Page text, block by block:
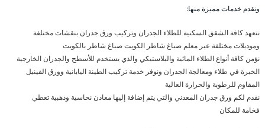
ونقدم خدمات مميزة منها:
نتعهد كافة الشقق السكنية للطلاء الجدران وتركيب ورق جدران بنقشات مختلفة
وموديلات مختلفة عبر معلم صباغ شاطر الكويت صباغ شاطر بالكويت
نؤمن كافة أنواع الطلاء المائية والبلاستيكي والذي يستخدم للأسطح والجدران الخارجية
الخبرة في طلاء ومعالجة الجدران ونوفر خدمة تركيب الطينة اليابانية وورق الفينيل
المقاوم للرطوبة والحرارة العالية
نقدم لكم ورق جدران المعدني والتي يتم إضافة إليها معادن نحاسية وذهبية تعطي
فخامة للمكان